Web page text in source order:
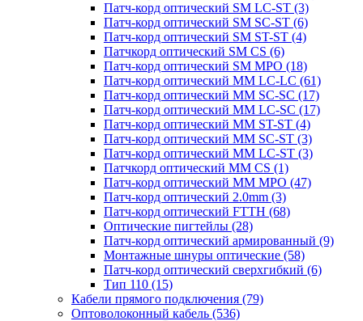
Патч-корд оптический SM LC-ST (3)
Патч-корд оптический SM SC-ST (6)
Патч-корд оптический SM ST-ST (4)
Патчкорд оптический SM CS (6)
Патч-корд оптический SM MPO (18)
Патч-корд оптический MM LC-LC (61)
Патч-корд оптический MM SC-SC (17)
Патч-корд оптический MM LC-SC (17)
Патч-корд оптический MM ST-ST (4)
Патч-корд оптический MM SC-ST (3)
Патч-корд оптический MM LC-ST (3)
Патчкорд оптический MM CS (1)
Патч-корд оптический MM MPO (47)
Патч-корд оптический 2.0mm (3)
Патч-корд оптический FTTH (68)
Оптические пигтейлы (28)
Патч-корд оптический армированный (9)
Монтажные шнуры оптические (58)
Патч-корд оптический сверхгибкий (6)
Тип 110 (15)
Кабели прямого подключения (79)
Оптоволоконный кабель (536)